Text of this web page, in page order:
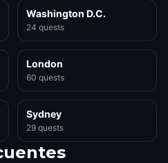
Washington D.C.
24 quests
London
60 quests
Sydney
29 quests